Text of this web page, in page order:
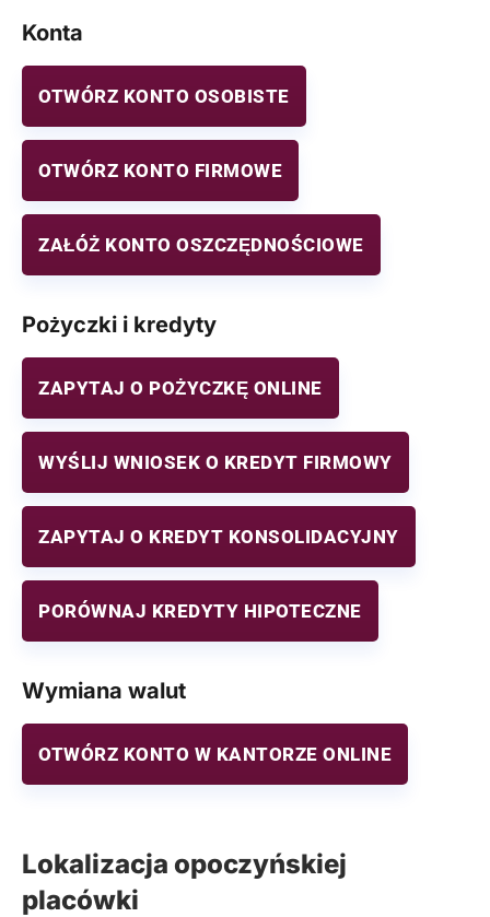
Konta
OTWÓRZ KONTO OSOBISTE
OTWÓRZ KONTO FIRMOWE
ZAŁÓŻ KONTO OSZCZĘDNOŚCIOWE
Pożyczki i kredyty
ZAPYTAJ O POŻYCZKĘ ONLINE
WYŚLIJ WNIOSEK O KREDYT FIRMOWY
ZAPYTAJ O KREDYT KONSOLIDACYJNY
PORÓWNAJ KREDYTY HIPOTECZNE
Wymiana walut
OTWÓRZ KONTO W KANTORZE ONLINE
Lokalizacja opoczyńskiej
placówki